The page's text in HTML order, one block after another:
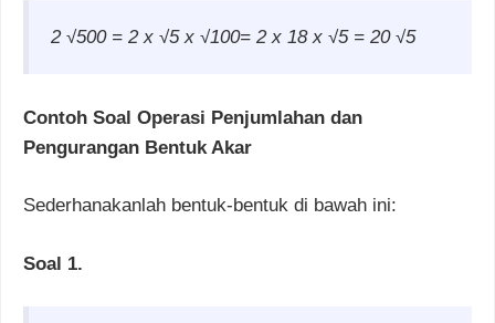
2 √500 = 2 x √5 x √100= 2 x 18 x √5 = 20 √5
Contoh Soal Operasi Penjumlahan dan
Pengurangan Bentuk Akar
Sederhanakanlah bentuk-bentuk di bawah ini:
Soal 1.